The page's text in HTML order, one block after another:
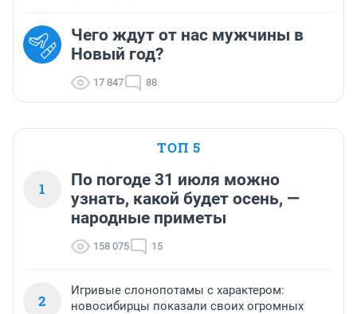
Чего ждут от нас мужчины в
Новый год?
17 847 88
ТОП 5
1
По погоде 31 июля можно
узнать, какой будет осень, —
народные приметы
158 075 15
2
Игривые слонопотамы с характером:
новосибирцы показали своих огромных